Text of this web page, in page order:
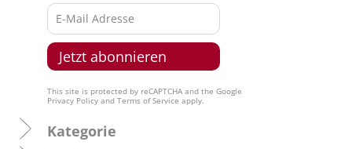
This site is protected by reCAPTCHA and the Google
Privacy Policy and Terms of Service apply.
Kategorie